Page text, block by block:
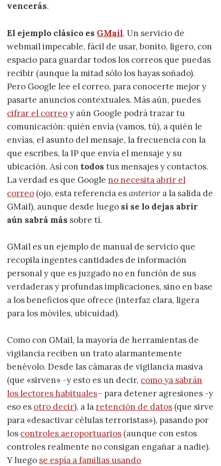
vencerás.
El ejemplo clásico es GMail. Un servicio de
webmail impecable, fácil de usar, bonito, ligero, con
espacio para guardar todos los correos que puedas
recibir (aunque la mitad sólo los hayas soñado).
Pero Google lee el correo, para conocerte mejor y
pasarte anuncios contextuales. Más aún, puedes
cifrar el correoy aún Google podrá trazar tu
comunicación: quién envía (vamos, tú), a quién le
envías, el asunto del mensaje, la frecuencia con la
que escribes, la IP que envía el mensaje y su
ubicación. Así con todos tus mensajes y contactos.
La verdad es que Googleno necesita abrir el
correo (ojo, esta referencia esanterior a la salida de
GMail), aunque desde luego si se lo dejas abrir
aún sabrá más sobre tí.
GMail es un ejemplo de manual de servicio que
recopila ingentes cantidades de información
personal y que es juzgado no en función de sus
verdaderas y profundas implicaciones, sino en base
a los beneficios que ofrece (interfaz clara, ligera
para los móviles, ubicuidad).
Como con GMail, la mayoría de herramientas de
vigilancia reciben un trato alarmantemente
benévolo. Desde las cámaras de vigilancia masiva
(que «sirven» -y esto es un decir, como ya sabrán
los lectores habituales– para detener agresiones -y
eso es otro decir), a laretención de datos (que sirve
para «desactivar células terroristas»), pasando por
los controles aeroportuarios (aunque con estos
controles realmente no consigan engañar a nadie).
Y luego se espía a familias usando